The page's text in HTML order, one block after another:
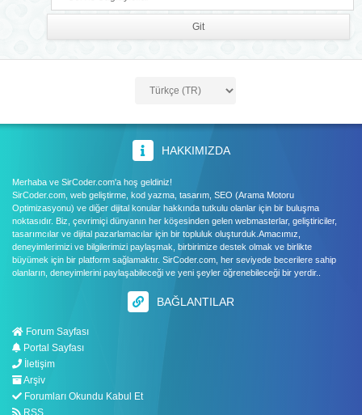
HAKKIMIZDA
Merhaba ve SirCoder.com'a hoş geldiniz!
SirCoder.com, web geliştirme, kod yazma, tasarım, SEO (Arama Motoru
Optimizasyonu) ve diğer dijital konular hakkında tutkulu olanlar için bir buluşma
noktasıdır. Biz, çevrimiçi dünyanın her köşesinden gelen webmasterlar, geliştiriciler,
tasarımcılar ve dijital pazarlamacılar için bir topluluk oluşturduk.Amacımız,
deneyimlerimizi ve bilgilerimizi paylaşmak, birbirimize destek olmak ve birlikte
büyümek için bir platform sağlamaktır. SirCoder.com, her seviyede becerilere sahip
olanların, deneyimlerini paylaşabileceği ve yeni şeyler öğrenebileceği bir yerdir..
BAĞLANTILAR
Forum Sayfası
Portal Sayfası
İletişim
Arşiv
Forumları Okundu Kabul Et
RSS